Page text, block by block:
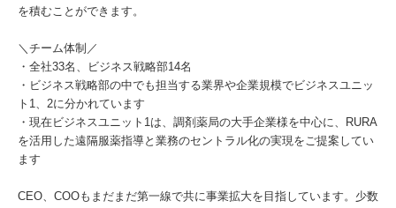
を積むことができます。
＼チーム体制／
・全社33名、ビジネス戦略部14名
・ビジネス戦略部の中でも担当する業界や企業規模でビジネスユニッ
ト1、2に分かれています
・現在ビジネスユニット1は、調剤薬局の大手企業様を中心に、RURA
を活用した遠隔服薬指導と業務のセントラル化の実現をご提案してい
ます
CEO、COOもまだまだ第一線で共に事業拡大を目指しています。少数